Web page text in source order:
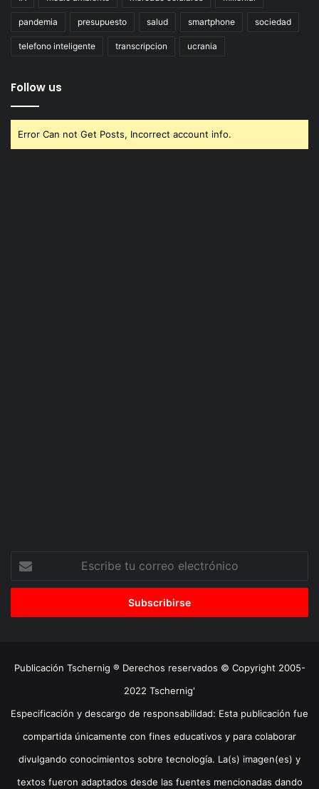
pandemia presupuesto salud smartphone sociedad
telefono inteligente transcripcion ucrania
Follow us
Error Can not Get Posts, Incorrect account info.
correo
Publicación Tschernig ® Derechos reservados © Copyright 2005-
2022 Tschernig'
Especificación y descargo de responsabilidad: Esta publicación fue
compartida únicamente con fines educativos y para colaborar
divulgando conocimientos sobre tecnología. La(s) imagen(es) y
textos fueron adaptados desde las fuentes mencionadas dando